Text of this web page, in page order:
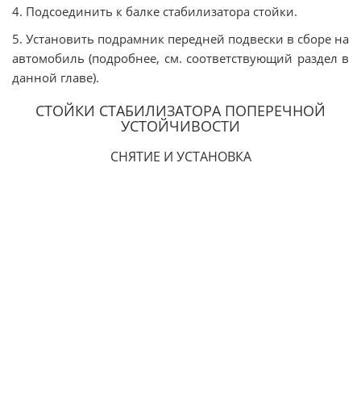
4. Подсоединить к балке стабилизатора стойки.
5. Установить подрамник передней подвески в сборе на
автомобиль (подробнее, см. соответствующий раздел в
данной главе).
СТОЙКИ СТАБИЛИЗАТОРА ПОПЕРЕЧНОЙ
УСТОЙЧИВОСТИ
СНЯТИЕ И УСТАНОВКА